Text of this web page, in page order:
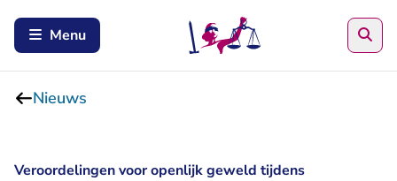
Menu
Nieuws
Veroordelingen voor openlijk geweld tijdens